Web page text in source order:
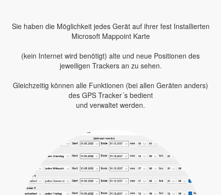
Sie haben die Möglichkeit jedes Gerät auf ihrer fest Installierten
Microsoft Mappoint Karte
(kein Internet wird benötigt) alte und neue Positionen des
jeweiligen Trackers an zu sehen.
Gleichzeitig können alle Funktionen (bei allen Geräten anders)
des GPS Tracker´s bedient
und verwaltet werden.